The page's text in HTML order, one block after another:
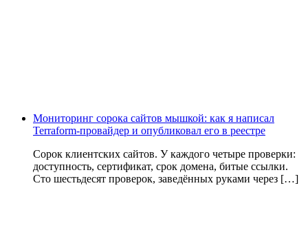
Мониторинг сорока сайтов мышкой: как я написал
Terraform-провайдер и опубликовал его в реестре
Сорок клиентских сайтов. У каждого четыре проверки:
доступность, сертификат, срок домена, битые ссылки.
Сто шестьдесят проверок, заведённых руками через […]